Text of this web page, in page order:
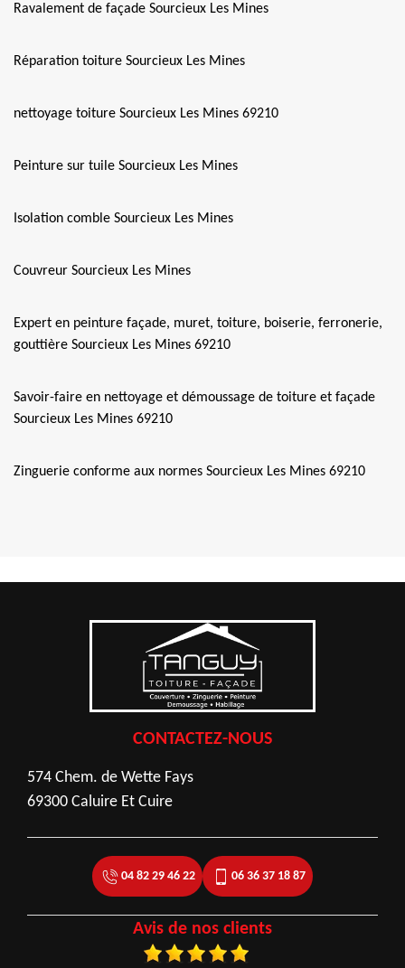
Ravalement de façade Sourcieux Les Mines
Réparation toiture Sourcieux Les Mines
nettoyage toiture Sourcieux Les Mines 69210
Peinture sur tuile Sourcieux Les Mines
Isolation comble Sourcieux Les Mines
Couvreur Sourcieux Les Mines
Expert en peinture façade, muret, toiture, boiserie, ferronerie,
gouttière Sourcieux Les Mines 69210
Savoir-faire en nettoyage et démoussage de toiture et façade
Sourcieux Les Mines 69210
Zinguerie conforme aux normes Sourcieux Les Mines 69210
CONTACTEZ-NOUS
574 Chem. de Wette Fays
69300 Caluire Et Cuire
04 82 29 46 22 06 36 37 18 87
Avis de nos clients